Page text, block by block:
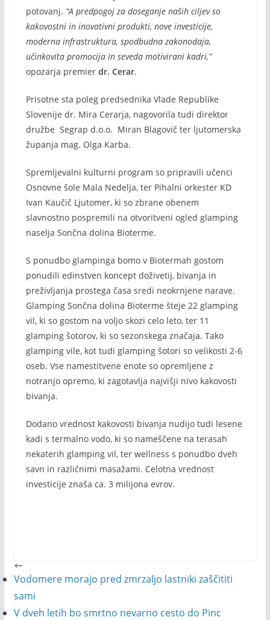
potovanj. “A predpogoj za doseganje naših ciljev so
kakovostni in inovativni produkti, nove investicije,
moderna infrastruktura, spodbudna zakonodaja,
učinkovita promocija in seveda motivirani kadri,”
opozarja premier dr. Cerar.
Prisotne sta poleg predsednika Vlade Republike
Slovenije dr. Mira Cerarja, nagovorila tudi direktor
družbe Segrap d.o.o. Miran Blagovič ter ljutomerska
županja mag. Olga Karba.
Spremljevalni kulturni program so pripravili učenci
Osnovne šole Mala Nedelja, ter Pihalni orkester KD
Ivan Kaučič Ljutomer, ki so zbrane obenem
slavnostno pospremili na otvoritveni ogled glamping
naselja Sončna dolina Bioterme.
S ponudbo glampinga bomo v Biotermah gostom
ponudili edinstven koncept doživetij, bivanja in
preživljanja prostega časa sredi neokrnjene narave.
Glamping Sončna dolina Bioterme šteje 22 glamping
vil, ki so gostom na voljo skozi celo leto, ter 11
glamping šotorov, ki so sezonskega značaja. Tako
glamping vile, kot tudi glamping šotori so velikosti 2-6
oseb. Vse namestitvene enote so opremljene z
notranjo opremo, ki zagotavlja najvišji nivo kakovosti
bivanja.
Dodano vrednost kakovosti bivanja nudijo tudi lesene
kadi s termalno vodo, ki so nameščene na terasah
nekaterih glamping vil, ter wellness s ponudbo dveh
savn in različnimi masažami. Celotna vrednost
investicije znaša ca. 3 milijona evrov.
Vodomere morajo pred zmrzaljo lastniki zaščititi
sami
V dveh letih bo smrtno nevarno cesto do Pinc